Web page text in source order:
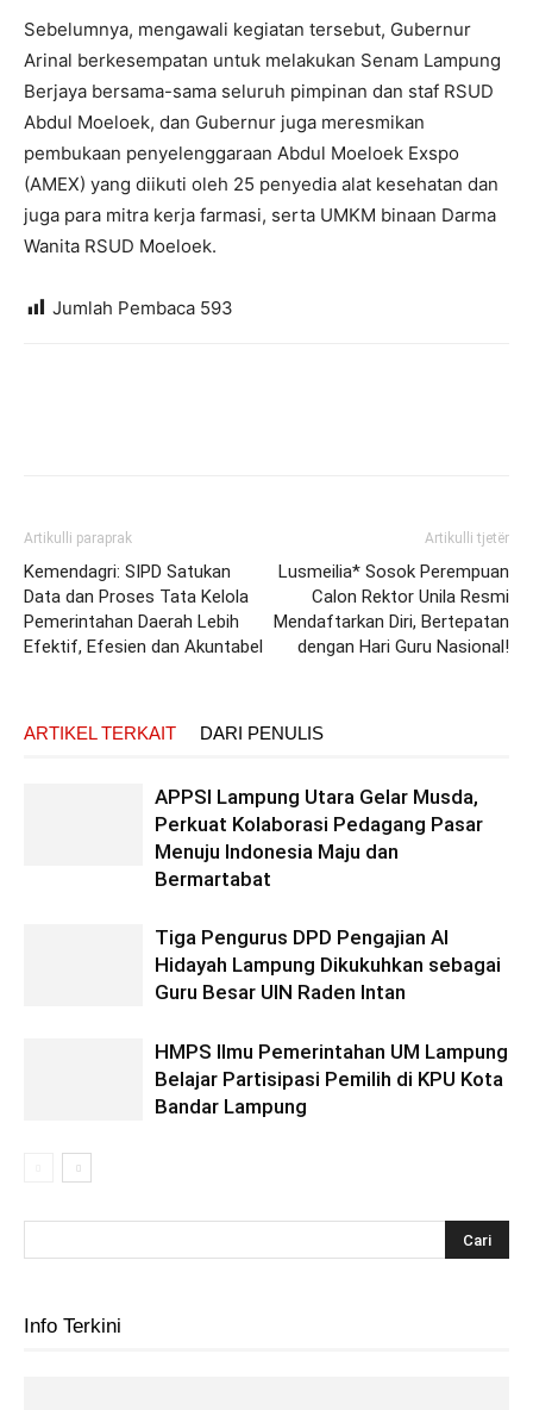
Sebelumnya, mengawali kegiatan tersebut, Gubernur
Arinal berkesempatan untuk melakukan Senam Lampung
Berjaya bersama-sama seluruh pimpinan dan staf RSUD
Abdul Moeloek, dan Gubernur juga meresmikan
pembukaan penyelenggaraan Abdul Moeloek Exspo
(AMEX) yang diikuti oleh 25 penyedia alat kesehatan dan
juga para mitra kerja farmasi, serta UMKM binaan Darma
Wanita RSUD Moeloek.
Jumlah Pembaca 593
Artikulli paraprak
Kemendagri: SIPD Satukan
Data dan Proses Tata Kelola
Pemerintahan Daerah Lebih
Efektif, Efesien dan Akuntabel
Artikulli tjetër
Lusmeilia* Sosok Perempuan
Calon Rektor Unila Resmi
Mendaftarkan Diri, Bertepatan
dengan Hari Guru Nasional!
ARTIKEL TERKAIT DARI PENULIS
APPSI Lampung Utara Gelar Musda,
Perkuat Kolaborasi Pedagang Pasar
Menuju Indonesia Maju dan
Bermartabat
Tiga Pengurus DPD Pengajian Al
Hidayah Lampung Dikukuhkan sebagai
Guru Besar UIN Raden Intan
HMPS Ilmu Pemerintahan UM Lampung
Belajar Partisipasi Pemilih di KPU Kota
Bandar Lampung
Info Terkini